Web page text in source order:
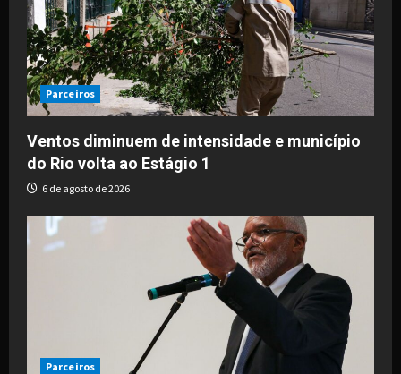
Parceiros
Ventos diminuem de intensidade e município
do Rio volta ao Estágio 1
6 de agosto de 2026
Parceiros